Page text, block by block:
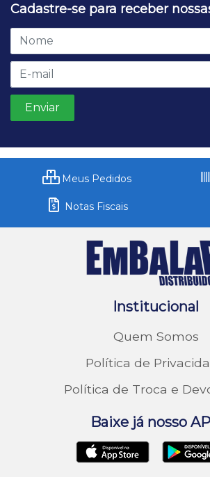
Cadastre-se para receber
Meus Pedidos
Notas Fiscais
Institucional
Quem Somos
Política de
Política de Troca e
Baixe já nosso